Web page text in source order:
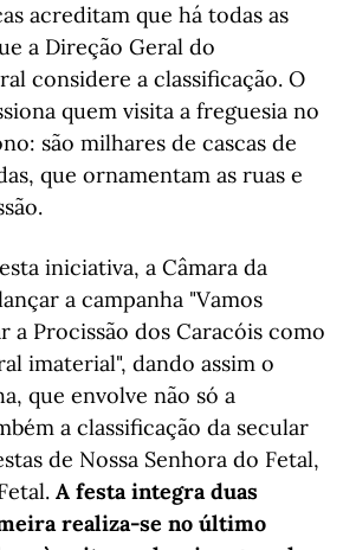
acreditam que há todas as
a Direção Geral do
considere a classificação. O
quem visita a freguesia no
são milhares de cascas de
que ornamentam as ruas e
iniciativa, a Câmara da
a campanha "Vamos
a Procissão dos Caracóis como
imaterial", dando assim o
que envolve não só a
a classificação da secular
de Nossa Senhora do Fetal,
A festa integra duas
realiza-se no último